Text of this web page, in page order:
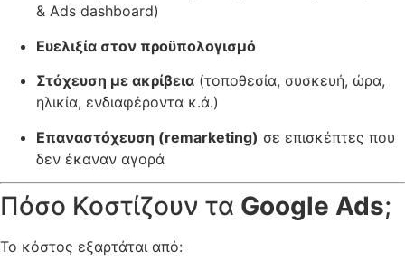
& Ads dashboard)
Ευελιξία στον προϋπολογισμό
Στόχευση με ακρίβεια (τοποθεσία, συσκευή, ώρα,
ηλικία, ενδιαφέροντα κ.ά.)
Επαναστόχευση (remarketing) σε επισκέπτες που
δεν έκαναν αγορά
Πόσο Κοστίζουν τα Google Ads;
Το κόστος εξαρτάται από: